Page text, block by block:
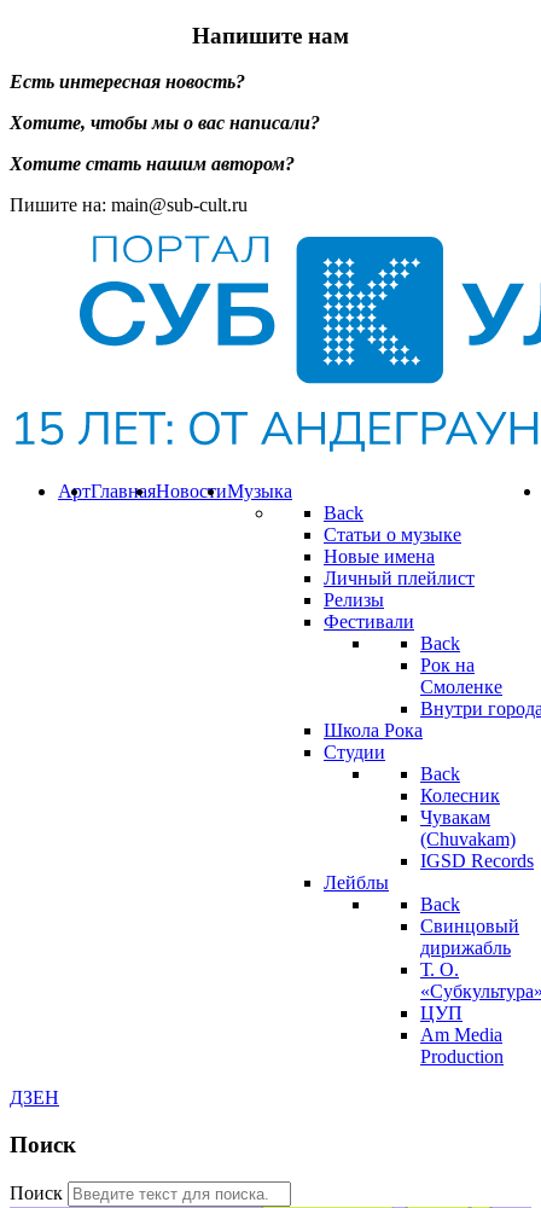
Напишите нам
Есть интересная новость?
Хотите, чтобы мы о вас написали?
Хотите стать нашим автором?
Пишите на: main@sub-cult.ru
Музыка
Back
Статьи о музыке
Новые имена
Личный плейлист
Релизы
Фестивали
Back
Рок на
Смоленке
Внутри
Школа Рока
Студии
Back
Колесник
Чувакам
(Chuvakam)
IGSD Records
Лейблы
Back
Свинцовый
дирижабль
Т. О.
ЦУП
Am Media
Production
Новости
Главная
Арт
ДЗЕН
Поиск
Поиск